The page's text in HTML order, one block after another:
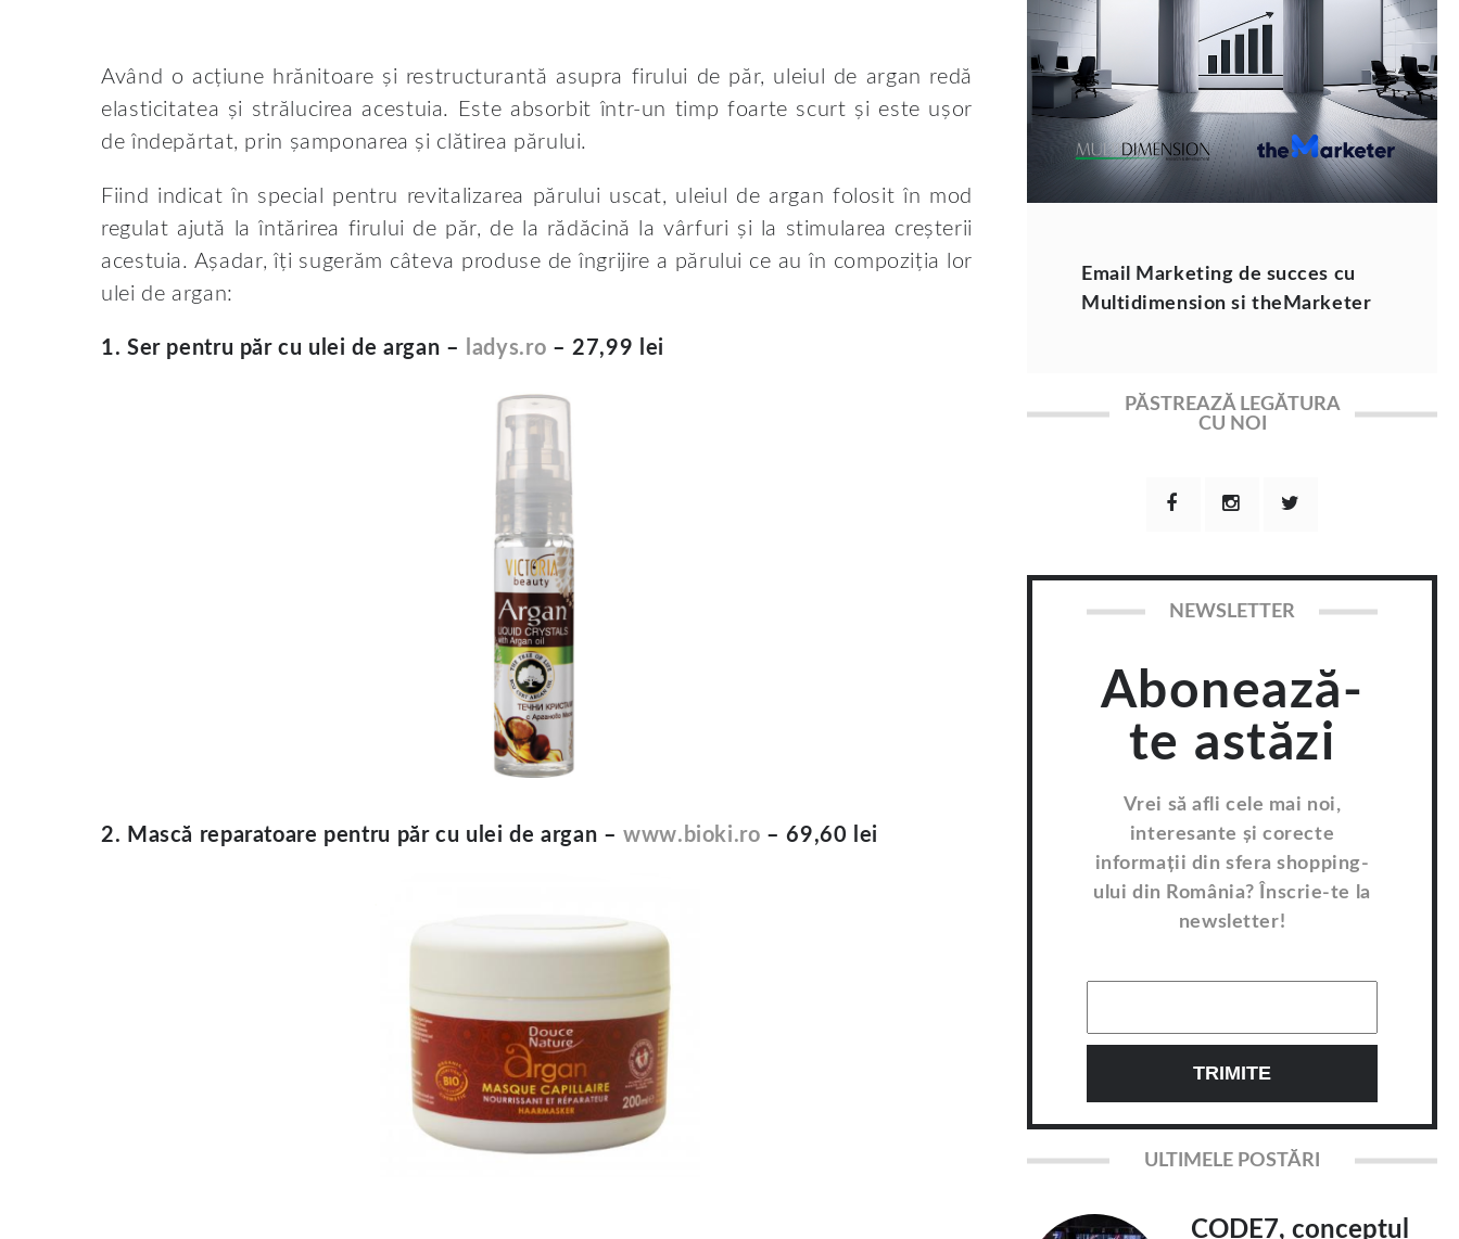
Având o acțiune hrănitoare și restructurantă asupra firului de păr, uleiul de argan redă
elasticitatea și strălucirea acestuia. Este absorbit într-un timp foarte scurt și este ușor
de îndepărtat, prin șamponarea și clătirea părului.
Fiind indicat în special pentru revitalizarea părului uscat, uleiul de argan folosit în mod
regulat ajută la întărirea firului de păr, de la rădăcină la vârfuri și la stimularea creșterii
acestuia. Așadar, îți sugerăm câteva produse de îngrijire a părului ce au în compoziția lor
ulei de argan:
1. Ser pentru păr cu ulei de argan – ladys.ro – 27,99 lei
2. Mască reparatoare pentru păr cu ulei de argan –www.bioki.ro – 69,60 lei
Email Marketing de succes cu
Multidimension si theMarketer
PĂSTREAZĂ LEGĂTURA
CU NOI
NEWSLETTER
Abonează-
te astăzi
Vrei să afli cele mai noi,
interesante și corecte
informații din sfera shopping-
ului din România? Înscrie-te la
newsletter!
ULTIMELE POSTĂRI
CODE7, conceptul